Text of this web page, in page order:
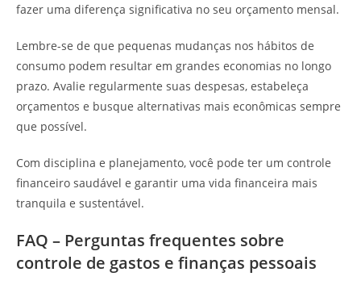
fazer uma diferença significativa no seu orçamento mensal.
Lembre-se de que pequenas mudanças nos hábitos de
consumo podem resultar em grandes economias no longo
prazo. Avalie regularmente suas despesas, estabeleça
orçamentos e busque alternativas mais econômicas sempre
que possível.
Com disciplina e planejamento, você pode ter um controle
financeiro saudável e garantir uma vida financeira mais
tranquila e sustentável.
FAQ – Perguntas frequentes sobre
controle de gastos e finanças pessoais